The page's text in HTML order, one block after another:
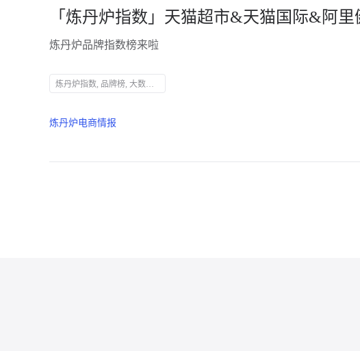
炼丹炉品牌指数榜来啦
炼丹炉指数, 品牌榜, 大数据, 销售数据, 热度分, 行为事件分, 衰减因子, 月榜, 年榜, 天猫超市, 水饮类, 纯牛奶, 抽纸, 心相印, 天猫国际, 美妆, 防晒霜, 电子产品, 保健食品, Swiss, 阿里健康, 保健食品, 药品, 肠胃用药, 儿童维生素D, 钙片
炼丹炉电商情报